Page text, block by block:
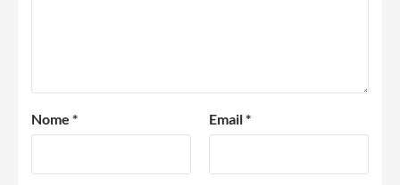
Nome * Email*